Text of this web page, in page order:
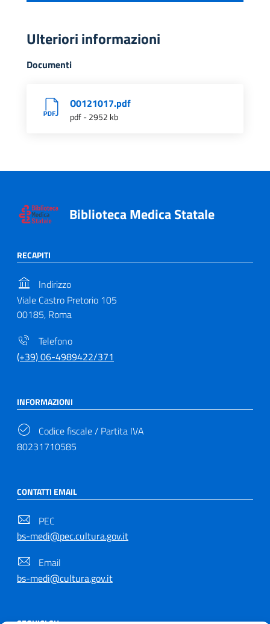
Ulteriori informazioni
Documenti
O0121017.pdf
pdf - 2952 kb
Biblioteca Medica Statale
RECAPITI
Indirizzo
Viale Castro Pretorio 105
00185, Roma
Telefono
(+39) 06-4989422/371
INFORMAZIONI
Codice fiscale / Partita IVA
80231710585
CONTATTI EMAIL
PEC
bs-medi@pec.cultura.gov.it
Email
bs-medi@cultura.gov.it